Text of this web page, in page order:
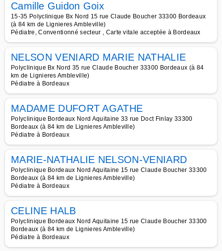
Camille Guidon Goix
15-35 Polyclinique Bx Nord 15 rue Claude Boucher 33300 Bordeaux
(à 84 km de Lignieres Ambleville)
Pédiatre, Conventionné secteur , Carte vitale acceptée à Bordeaux
NELSON VENIARD MARIE NATHALIE
Polyclinique Bx Nord 35 rue Claude Boucher 33300 Bordeaux (à 84
km de Lignieres Ambleville)
Pédiatre à Bordeaux
MADAME DUFORT AGATHE
Polyclinique Bordeaux Nord Aquitaine 33 rue Doct Finlay 33300
Bordeaux (à 84 km de Lignieres Ambleville)
Pédiatre à Bordeaux
MARIE-NATHALIE NELSON-VENIARD
Polyclinique Bordeaux Nord Aquitaine 15 rue Claude Boucher 33300
Bordeaux (à 84 km de Lignieres Ambleville)
Pédiatre à Bordeaux
CELINE HALB
Polyclinique Bordeaux Nord Aquitaine 15 rue Claude Boucher 33300
Bordeaux (à 84 km de Lignieres Ambleville)
Pédiatre à Bordeaux